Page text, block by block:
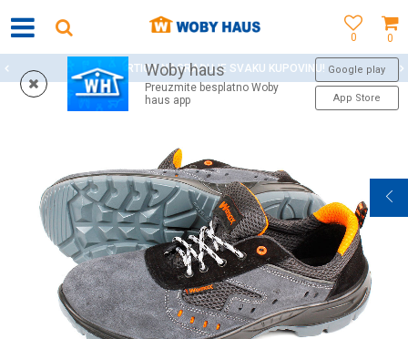
0
0
Woby haus
Preuzmite besplatno Woby
haus app
Google play
App Store
WOBY KARTICA NAGRAĐUJE SVAKU KUPOVINU!